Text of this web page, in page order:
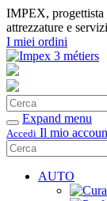
IMPEX, progettista
attrezzature e
I miei ordini
Cerca
Conferma
Expand menu
Accedi Il mio
Cerca
AUTO